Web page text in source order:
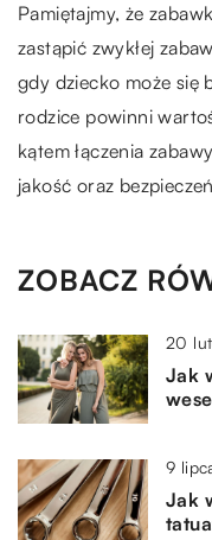
Pamiętajmy, że
zastąpić zwykłej
gdy dziecko może się
rodzice powinni
kątem łączenia
jakość oraz
ZOBACZ
20
Jak
9
Jak